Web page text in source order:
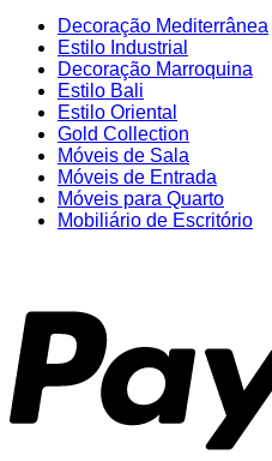
Decoração Mediterrânea
Estilo Industrial
Decoração Marroquina
Estilo Bali
Estilo Oriental
Gold Collection
Móveis de Sala
Móveis de Entrada
Móveis para Quarto
Mobiliário de Escritório